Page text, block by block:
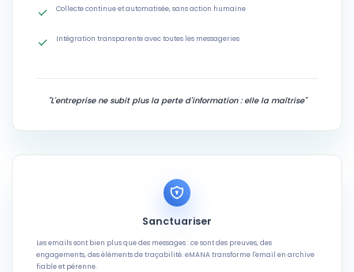
Collecte continue et automatisée, sans action humaine
Intégration transparente avec toutes les messageries
"L'entreprise ne subit plus la perte d'information : elle la maîtrise"
Sanctuariser
Les emails sont bien plus que des messages : ce sont des preuves, des
engagements, des éléments de traçabilité. eMANA transforme l'email en archive
fiable et pérenne.